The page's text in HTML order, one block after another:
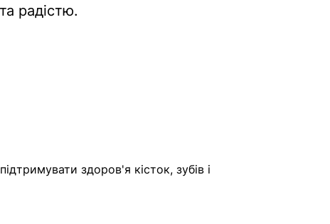
радістю.
здоров'я кісток, зубів і